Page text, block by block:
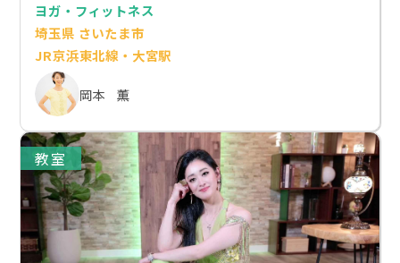
ヨガ・フィットネス
埼玉県 さいたま市
JR京浜東北線・大宮駅
岡本 薫
教室